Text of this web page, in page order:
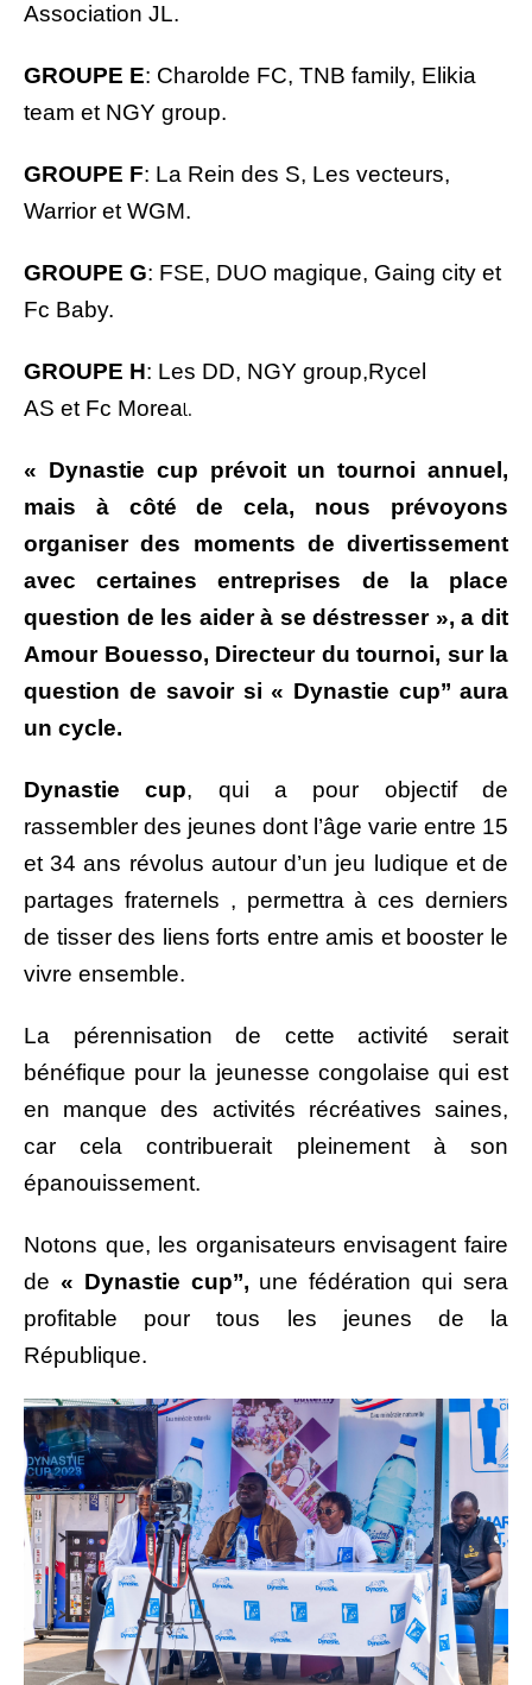
Association JL.
GROUPE E: Charolde FC, TNB family, Elikia
team et NGY group.
GROUPE F: La Rein des S, Les vecteurs,
Warrior et WGM.
GROUPE G: FSE, DUO magique, Gaing city et
Fc Baby.
GROUPE H: Les DD, NGY group,Rycel
AS et Fc Moreal.
« Dynastie cup prévoit un tournoi annuel,
mais à côté de cela, nous prévoyons
organiser des moments de divertissement
avec certaines entreprises de la place
question de les aider à se déstresser », a dit
Amour Bouesso, Directeur du tournoi, sur la
question de savoir si « Dynastie cup’’ aura
un cycle.
Dynastie cup, qui a pour objectif de
rassembler des jeunes dont l’âge varie entre 15
et 34 ans révolus autour d’un jeu ludique et de
partages fraternels , permettra à ces derniers
de tisser des liens forts entre amis et booster le
vivre ensemble.
La pérennisation de cette activité serait
bénéfique pour la jeunesse congolaise qui est
en manque des activités récréatives saines,
car cela contribuerait pleinement à son
épanouissement.
Notons que, les organisateurs envisagent faire
de « Dynastie cup’’, une fédération qui sera
profitable pour tous les jeunes de la
République.